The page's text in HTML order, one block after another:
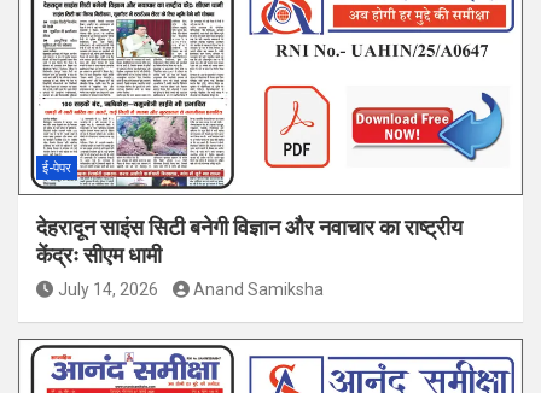
ई-पेपर
देहरादून साइंस सिटी बनेगी विज्ञान और नवाचार का राष्ट्रीय
केंद्रः सीएम धामी
July 14, 2026 Anand Samiksha